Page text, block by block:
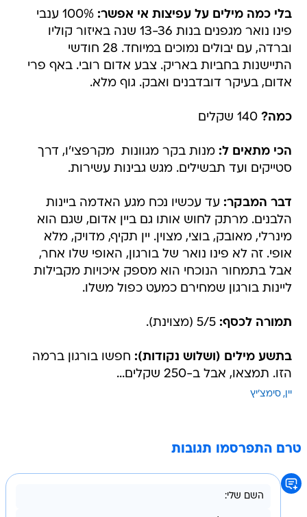
בלי כמה מילים על עפיצות אי אפשר:
100% ענבי
פינו נואר מגפנים בנות 13-36 שנה באיזור קוליו
וברדה, עם יבולים נמוכים במיוחד. 28 חודשי
התיישנות בחביות באריק. צבע אדום רובי. באף פרי
אדום, בעיקר דובדבנים ואבק. גוף מלא.
כמה? 140 שקלים
הכי מתאים ל: מנות בקר מגוונות  מקרפצי'ו, דרך
סטייקים ועד תבשילים. מגש גבינות עשירות.
דבר המבקר: עד עכשיו נכח מגע האדמה ביינות
הלבנים. מרתק לחוש אותו גם ביין אדום, שגם הוא
מינרלי, מאובק, בוצי, מצוין. יין תקיף, מדויק, מלא
אופי. זה לא פינו נואר של בורגון, האופי שלו אחר,
אבל בתמחור הנוכחי הוא מספק איכויות מקבילות
ליינות בורגון שמחירם כמעט כפול משלו.
תמורה לכסף: 5/5 (מצוינת).
בתשע מילים (ושלוש נקודות): חפשו בורגון ברמה
הזו. תמצאו, אבל ב-250 שקלים...
יין סימצ'יץ
טרם התפרסמו תגובות